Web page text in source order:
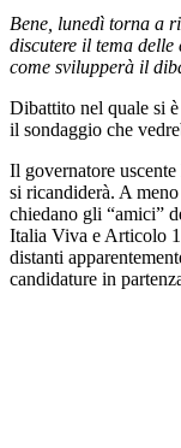
Bene, lunedì torna a
discutere il tema delle
come svilupperà il
Dibattito nel quale si
il sondaggio che
Il governatore uscente
si ricandiderà. A
chiedano gli “amici”
Italia Viva e Articolo
distanti
candidature in